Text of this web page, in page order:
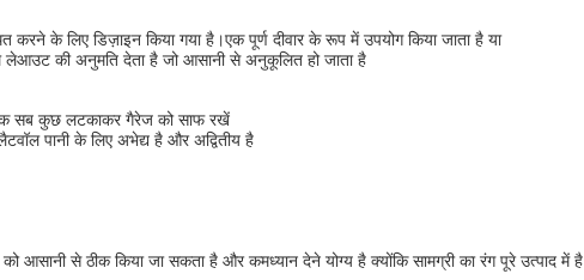
के लिए डिज़ाइन किया गया है।एक पूर्ण दीवार के रूप में उपयोग किया जाता है या
की अनुमति देता है जो आसानी से अनुकूलित हो जाता है
सब कुछ लटकाकर गैरेज को साफ रखें
पानी के लिए अभेद्य है और अद्वितीय है
को आसानी से ठीक किया जा सकता है और कमध्यान देने योग्य है क्योंकि सामग्री का रंग पूरे उत्पाद में है